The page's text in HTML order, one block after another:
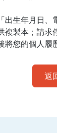
生年月日
製本；請
您的個人履
返